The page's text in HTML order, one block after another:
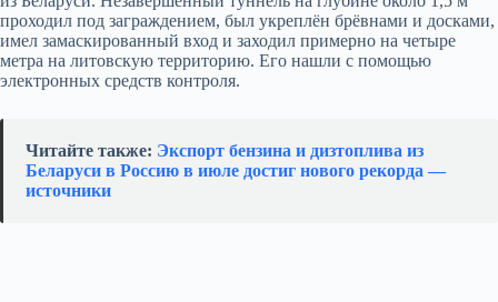
проходил под заграждением, был укреплён брёвнами и досками,
имел замаскированный вход и заходил примерно на четыре
метра на литовскую территорию. Его нашли с помощью
электронных средств контроля.
Читайте также: Экспорт бензина и дизтоплива из
Беларуси в Россию в июле достиг нового рекорда —
источники